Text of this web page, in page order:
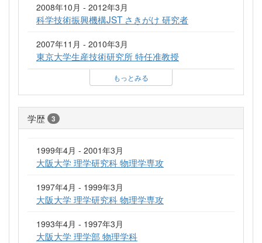
2008年10月 - 2012年3月
科学技術振興機構JST さきがけ 研究者
2007年11月 - 2010年3月
東京大学生産技術研究所 特任准教授
もっとみる
学歴 3
1999年4月 - 2001年3月
大阪大学 理学研究科 物理学専攻
1997年4月 - 1999年3月
大阪大学 理学研究科 物理学専攻
1993年4月 - 1997年3月
大阪大学 理学部 物理学科